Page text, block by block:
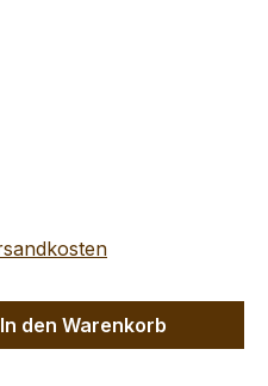
den
In den Warenkorb